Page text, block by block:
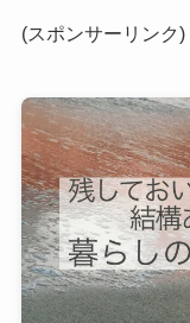
(スポンサーリンク)